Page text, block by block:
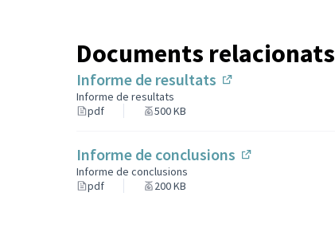
Documents relacionats
Informe de resultats
Informe de resultats
pdf
500 KB
Informe de conclusions
Informe de conclusions
pdf
200 KB